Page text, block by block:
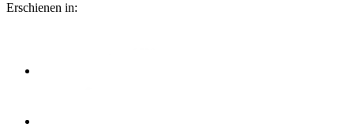
Erschienen in: